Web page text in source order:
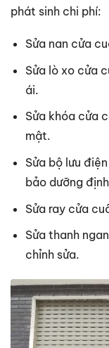
phát sinh chi phí:
Sửa nan cửa
Sửa lò xo cửa
ái.
Sửa khóa cửa
mật.
Sửa bộ lưu
bảo dưỡng
Sửa ray cửa
Sửa thanh
chỉnh sửa.